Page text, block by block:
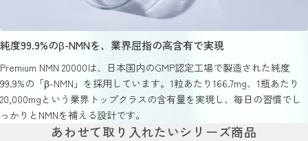
純度99.9%のβ-NMNを、業界屈指の高含有で実現
Premium NMN 20000は、日本国内のGMP認定工場で製造された純度
99.9%の「β-NMN」を採用しています。1粒あたり166.7mg、1瓶あたり
20,000mgという業界トップクラスの含有量を実現し、毎日の習慣でし
っかりとNMNを補える設計です。
あわせて取り入れたいシリーズ商品